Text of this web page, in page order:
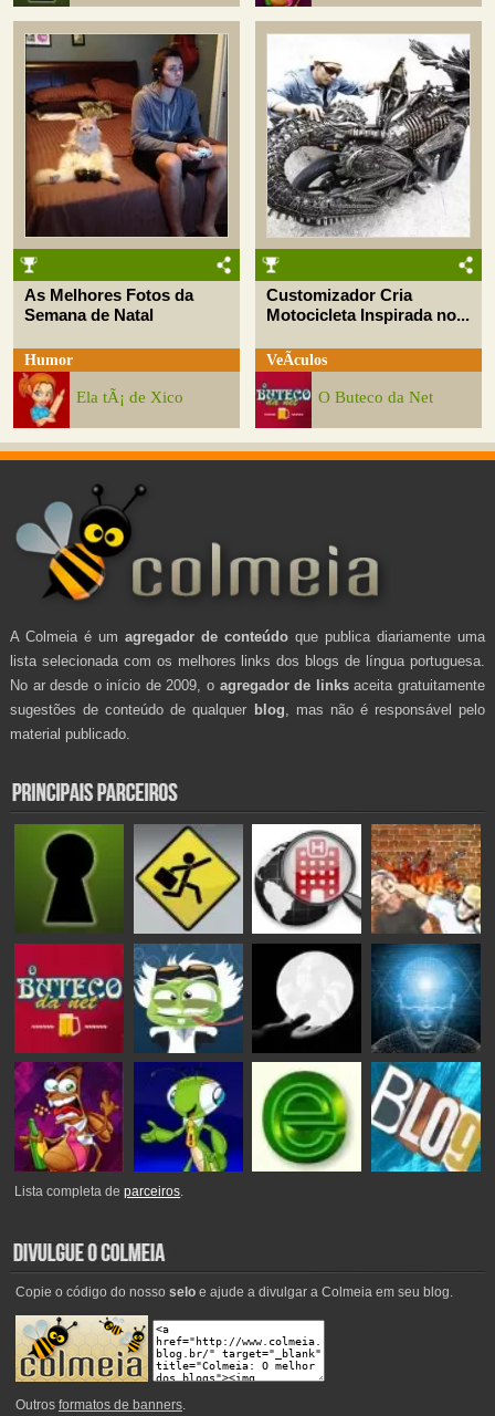
As Melhores Fotos da
Semana de Natal
Humor
Ela tÃ¡ de Xico
Customizador Cria
Motocicleta Inspirada no...
VeÃ­culos
O Buteco da Net
A Colmeia é um agregador de conteúdo que publica diariamente uma
lista selecionada com os melhores links dos blogs de língua portuguesa.
No ar desde o início de 2009, o agregador de linksaceita gratuitamente
sugestões de conteúdo de qualquer blog , mas não é responsável pelo
material publicado.
Lista completa deparceiros.
Copie o código do nosso seloe ajude a divulgar a Colmeia em seu blog.
Outros formatos de banners.